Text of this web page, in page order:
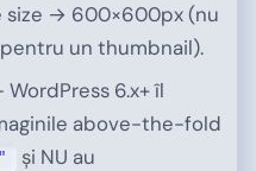
size → 600×600px (nu
un thumbnail).
6.x+ îl
above-the-fold
și NU au